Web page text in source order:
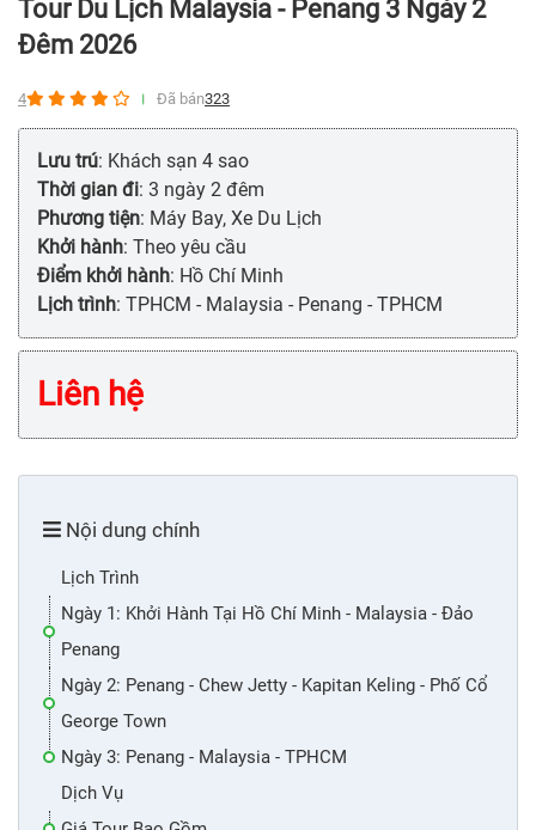
Tour Du Lịch Malaysia - Penang 3 Ngày 2
Đêm 2026
4 Đã bán323
Lưu trú: Khách sạn 4 sao
Thời gian đi: 3 ngày 2 đêm
Phương tiện: Máy Bay, Xe Du Lịch
Khởi hành: Theo yêu cầu
Điểm khởi hành: Hồ Chí Minh
Lịch trình: TPHCM - Malaysia - Penang - TPHCM
Liên hệ
Nội dung chính
Lịch Trình
Ngày 1: Khởi Hành Tại Hồ Chí Minh - Malaysia - Đảo
Penang
Ngày 2: Penang - Chew Jetty - Kapitan Keling - Phố Cổ
George Town
Ngày 3: Penang - Malaysia - TPHCM
Dịch Vụ